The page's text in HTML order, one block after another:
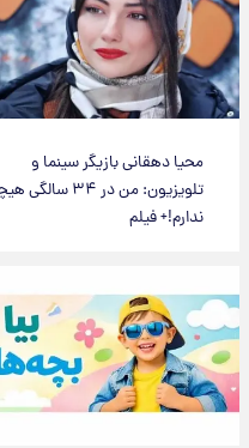
محیا دهقانی بازیگر سینما و
تلویزیون: من در ۳۴ سالگی هیچی
ندارم!+ فیلم